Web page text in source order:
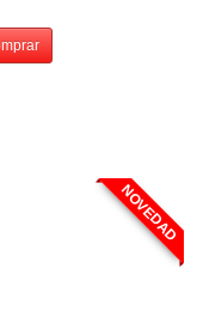
NOVEDAD